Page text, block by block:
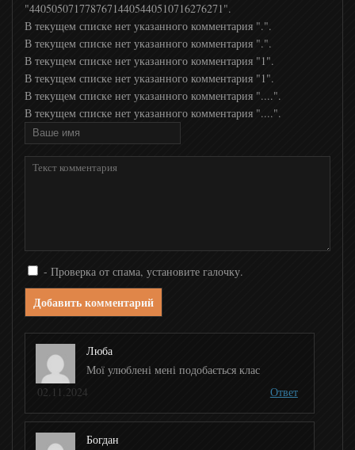
МСМ ТОР
Прямой
24 Украина
Дождь
BBC News
Russia today
"44050507177876714405440510716276271".
В текущем списке нет указанного комментария ".".
В текущем списке нет указанного комментария ".".
В текущем списке нет указанного комментария "1".
В текущем списке нет указанного комментария "1".
В текущем списке нет указанного комментария "....".
В текущем списке нет указанного комментария "....".
- Проверка от спама, установите галочку.
Добавить комментарий
02.11.2024
Люба
Мої улюблені мені подобається клас
Ответ
Богдан